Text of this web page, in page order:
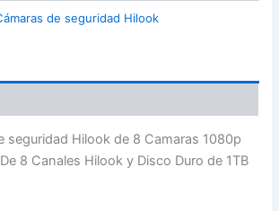
de seguridad Hilook
seguridad Hilook de 8 Camaras 1080p
8 Canales Hilook y Disco Duro de 1TB